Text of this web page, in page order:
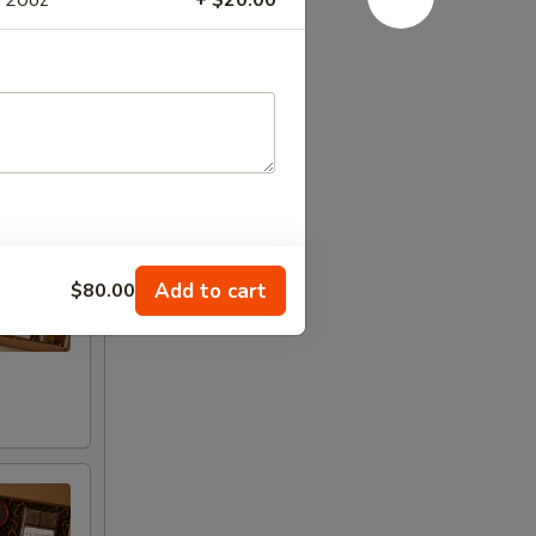
$80.00 Add to cart